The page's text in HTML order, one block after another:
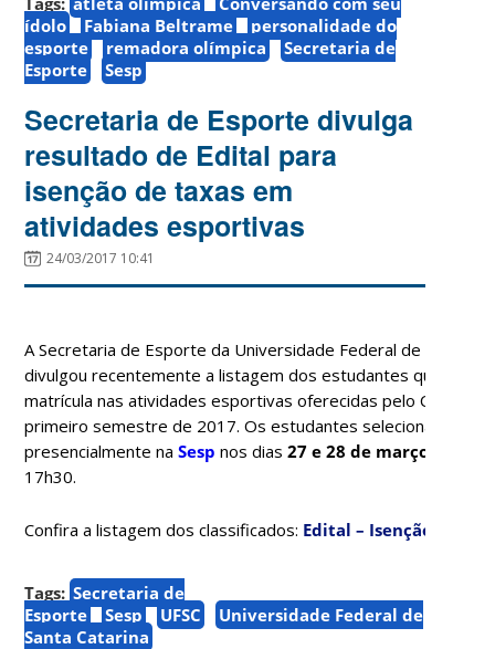
ídolo
Fabiana Beltrame
personalidade do
esporte
remadora olímpica
Secretaria de
Esporte
Sesp
Secretaria de Esporte divulga
resultado de Edital para
isenção de taxas em
atividades esportivas
24/03/2017 10:41
A Secretaria de Esporte da Universidade Federal de Santa
divulgou recentemente a listagem dos estudantes que
matrícula nas atividades esportivas oferecidas pelo Centro
primeiro semestre de 2017. Os estudantes selecionados
presencialmente naSesp nos dias27 e 28 de março
17h30.
Confira a listagem dos classificados: Edital – Isenção
Tags: Secretaria de
Esporte
Sesp UFSC
Universidade Federal de
Santa Catarina